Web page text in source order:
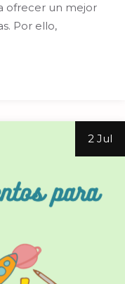
ofrecer un mejor
Por ello,
2 Jul